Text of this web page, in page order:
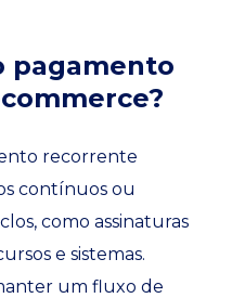
pagamento
recorrente
contínuos ou
como assinaturas
e sistemas.
um fluxo de